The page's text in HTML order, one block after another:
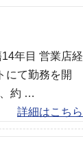
年目 営業店経
にて勤務を開
約 …
詳細はこちら